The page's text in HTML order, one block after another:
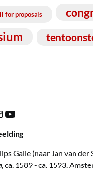
for proposals
YouTube
Galle (naar Jan van der
, ca. 1589 - ca. 1593.